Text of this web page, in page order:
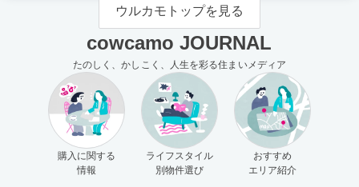
ウルカモトップを見る
cowcamo JOURNAL
たのしく、かしこく、人生を彩る住まいメディア
購入に関する
情報
ライフスタイル
別物件選び
おすすめ
エリア紹介